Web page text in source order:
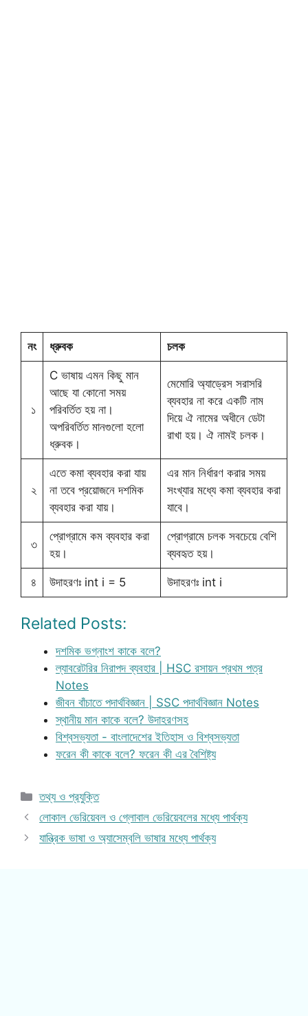
নং ধ্রুবক চলক
১
C ভাষায় এমন কিছু মান
আছে যা কোনো সময়
পরিবর্তিত হয় না।
অপরিবর্তিত মানগুলো হলো
ধ্রুবক।
মেমোরি অ্যাড্রেস সরাসরি
ব্যবহার না করে একটি নাম
দিয়ে ঐ নামের অধীনে ডেটা
রাখা হয়। ঐ নামই চলক।
২
এতে কমা ব্যবহার করা যায়
না তবে প্রয়োজনে দশমিক
ব্যবহার করা যায়।
এর মান নির্ধারণ করার সময়
সংখ্যার মধ্যে কমা ব্যবহার করা
যাবে।
৩
প্রোগ্রামে কম ব্যবহার করা
হয়।
প্রোগ্রামে চলক সবচেয়ে বেশি
ব্যবহৃত হয়।
৪ উদাহরণঃ int i = 5 উদাহরণঃ int i
Related Posts:
দশমিক ভগ্নাংশ কাকে বলে?
ল্যাবরেটরির নিরাপদ ব্যবহার | HSC রসায়ন প্রথম পত্র
Notes
জীবন বাঁচাতে পদার্থবিজ্ঞান | SSC পদার্থবিজ্ঞান Notes
স্থানীয় মান কাকে বলে? উদাহরণসহ
বিশ্বসভ্যতা - বাংলাদেশের ইতিহাস ও বিশ্বসভ্যতা
ফরেন কী কাকে বলে? ফরেন কী এর বৈশিষ্ট্য
Categories
তথ্য ও প্রযুক্তি
লোকাল ভেরিয়েবল ও গ্লোবাল ভেরিয়েবলের মধ্যে পার্থক্য
যান্ত্রিক ভাষা ও অ্যাসেম্বলি ভাষার মধ্যে পার্থক্য